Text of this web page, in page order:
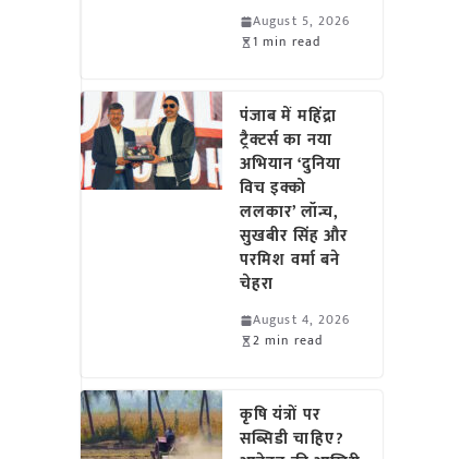
August 5, 2026
1 min read
पंजाब में महिंद्रा
ट्रैक्टर्स का नया
अभियान ‘दुनिया
विच इक्को
ललकार’ लॉन्च,
सुखबीर सिंह और
परमिश वर्मा बने
चेहरा
August 4, 2026
2 min read
कृषि यंत्रों पर
सब्सिडी चाहिए?